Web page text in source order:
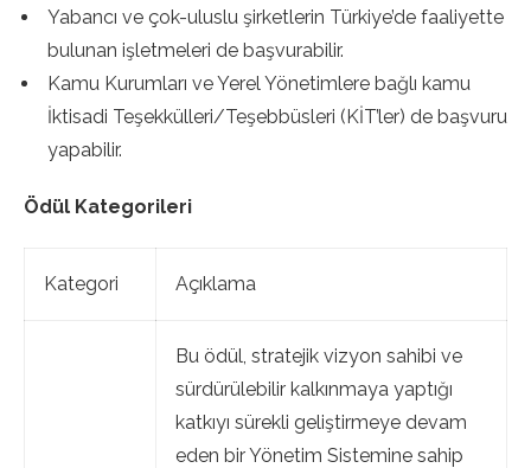
Yabancı ve çok-uluslu şirketlerin Türkiye’de faaliyette
bulunan işletmeleri de başvurabilir.
Kamu Kurumları ve Yerel Yönetimlere bağlı kamu
İktisadi Teşekkülleri/Teşebbüsleri (KİT’ler) de başvuru
yapabilir.
Ödül Kategorileri
Kategori Açıklama
Bu ödül, stratejik vizyon sahibi ve
sürdürülebilir kalkınmaya yaptığı
katkıyı sürekli geliştirmeye devam
eden bir Yönetim Sistemine sahip